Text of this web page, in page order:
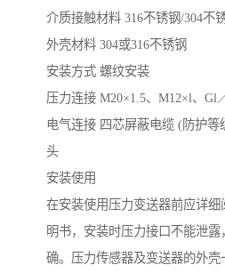
介质接触材料 316不锈钢/304不
外壳材料 304或316不锈钢
安装方式 螺纹安装
压力连接 M20×1.5、M12×l、Gl
电气连接 四芯屏蔽电缆 (防护等
头
安装使用
在安装使用压力变送器前应详
明书，安装时压力接口不能泄
确。压力传感器及变送器的外